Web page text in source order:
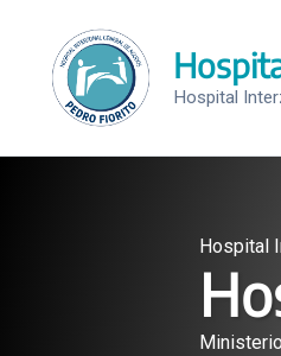
contenido
Hospital
Hospital